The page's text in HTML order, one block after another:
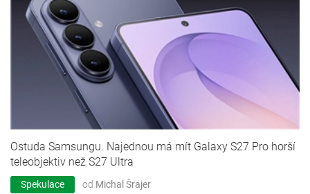
Ostuda Samsungu. Najednou má mít Galaxy S27 Pro horší
teleobjektiv než S27 Ultra
Spekulace od Michal Šrajer